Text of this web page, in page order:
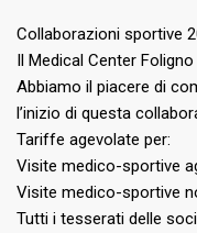
Collaborazioni sportive
Il Medical Center
Abbiamo il piacere di
l’inizio di questa
Tariffe agevolate per:
Visite medico-sportive
Visite medico-sportive
Tutti i tesserati delle